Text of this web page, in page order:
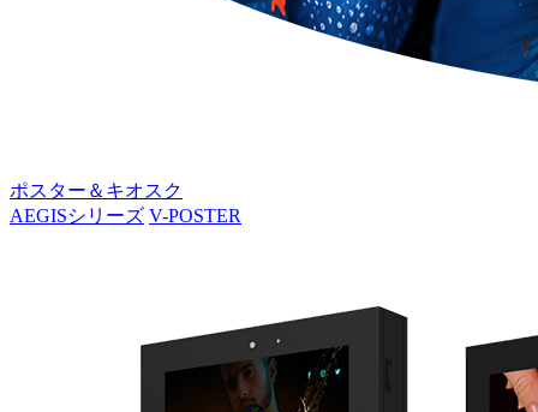
ポスター＆キオスク
AEGISシリーズ V-POSTER